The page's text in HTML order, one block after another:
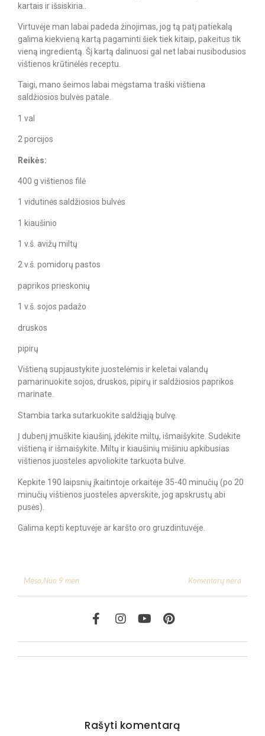
kartais ir išsiskiria..
Virtuvėje man labai padeda žinojimas, jog tą patį patiekalą
galima kiekvieną kartą pagaminti šiek tiek kitaip, pakeitus tik
vieną ingredientą. Šį kartą dalinuosi gal net labai nusibodusios
vištienos krūtinėlės receptu.
Taigi, mano šeimos labai mėgstama traški vištiena
saldžiosios bulvės patale.
1 val
2 porcijos
Reikės:
400 g vištienos filė
1 vidutinės saldžiosios bulvės
1 kiaušinio
1 v.š. avižų miltų
2 v.š. pomidorų pastos
paprikos prieskonių
1 v.š. sojos padažo
druskos
pipirų
Vištieną supjaustykite juostelėmis ir keletai valandų
pamarinuokite sojos, druskos, pipirų ir saldžiosios paprikos
marinate.
Stambia tarka sutarkuokite saldžiąją bulvę.
Į dubenį įmuškite kiaušinį, įdėkite miltų, išmaišykite. Sudėkite
vištieną ir išmaišykite. Miltų ir kiaušinių mišiniu apkibusias
vištienos juosteles apvoliokite tarkuota bulve.
Kepkite 190 laipsnių įkaitintoje orkaitėje 35-40 minučių (po 20
minučių vištienos juosteles apverskite, jog apskrustų abi
pusės).
Galima kepti keptuvėje ar karšto oro gruzdintuvėje.
Mėsa,Nuo 9 mėn Komentarų nėra
Rašyti komentarą